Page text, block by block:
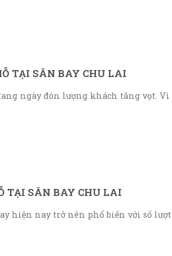
TẠI SÂN BAY CHU LAI
ngày đón lượng khách tăng vọt. Vì
TẠI SÂN BAY CHU LAI
hiện nay trở nên phổ biến với số lượt